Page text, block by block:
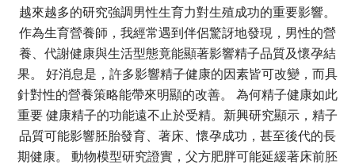
越來越多的研究強調男性生育力對生殖成功的重要影響。
作為生育營養師，我經常遇到伴侶驚訝地發現，男性的營
養、代謝健康與生活型態竟能顯著影響精子品質及懷孕結
果。 好消息是，許多影響精子健康的因素皆可改變，而具
針對性的營養策略能帶來明顯的改善。 為何精子健康如此
重要 健康精子的功能遠不止於受精。新興研究顯示，精子
品質可能影響胚胎發育、著床、懷孕成功，甚至後代的長
期健康。 動物模型研究證實，父方肥胖可能延緩著床前胚